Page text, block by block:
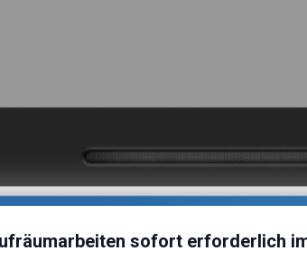
sofort erforderlich